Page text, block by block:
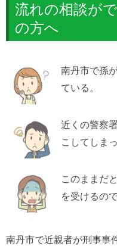
流れの相談が
の方へ
南丹市で孫
ている。
近くの警察
こしてしま
このままだ
を受けるの
南丹市で近親者が刑事事